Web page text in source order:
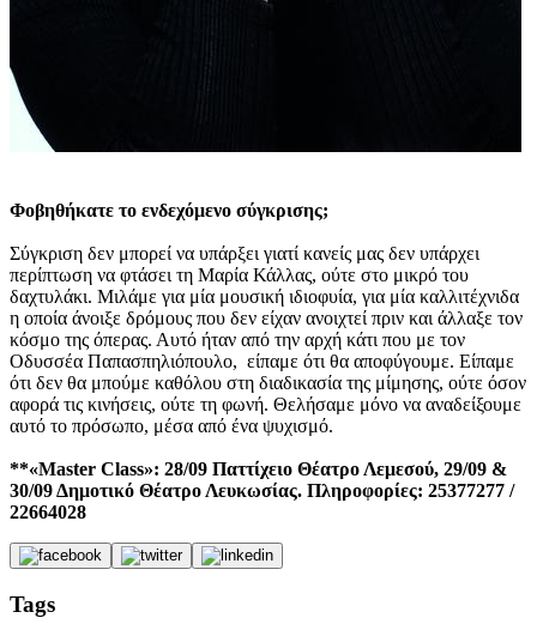
Φοβηθήκατε το ενδεχόμενο σύγκρισης;
Σύγκριση δεν μπορεί να υπάρξει γιατί κανείς μας δεν υπάρχει
περίπτωση να φτάσει τη Μαρία Κάλλας, ούτε στο μικρό του
δαχτυλάκι. Μιλάμε για μία μουσική ιδιοφυία, για μία καλλιτέχνιδα
η οποία άνοιξε δρόμους που δεν είχαν ανοιχτεί πριν και άλλαξε τον
κόσμο της όπερας. Αυτό ήταν από την αρχή κάτι που με τον
Οδυσσέα Παπασπηλιόπουλο, είπαμε ότι θα αποφύγουμε. Είπαμε
ότι δεν θα μπούμε καθόλου στη διαδικασία της μίμησης, ούτε όσον
αφορά τις κινήσεις, ούτε τη φωνή. Θελήσαμε μόνο να αναδείξουμε
αυτό το πρόσωπο, μέσα από ένα ψυχισμό.
**«Master Class»: 28/09 Παττίχειο Θέατρο Λεμεσού, 29/09 &
30/09 Δημοτικό Θέατρο Λευκωσίας. Πληροφορίες: 25377277 /
22664028
Tags